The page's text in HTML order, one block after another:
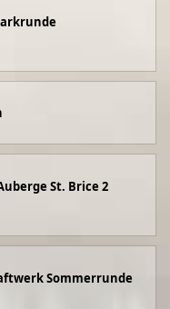
St. Brice 2
Sommerrunde